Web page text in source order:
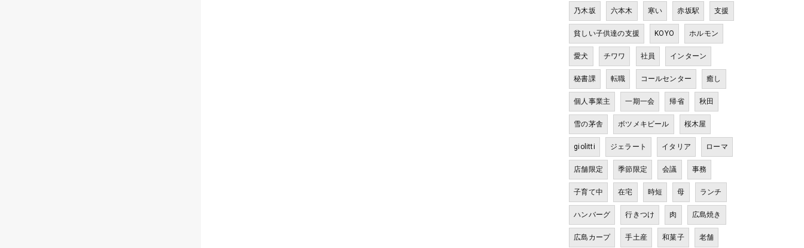
乃木坂 六本木 寒い 赤坂駅 支援
貧しい子供達の支援 KOYO ホルモン
愛犬 チワワ 社員 インターン
秘書課 転職 コールセンター 癒し
個人事業主 一期一会 帰省 秋田
雪の茅舎 ボツメキビール 桜木屋
giolitti ジェラート イタリア ローマ
店舗限定 季節限定 会議 事務
子育て中 在宅 時短 母 ランチ
ハンバーグ 行きつけ 肉 広島焼き
広島カープ 手土産 和菓子 老舗